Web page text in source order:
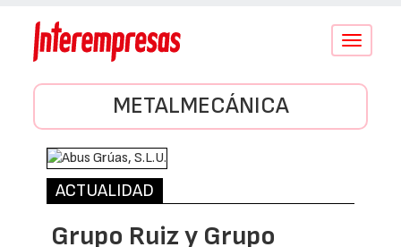
Conmutar
METALMECÁNICA
ACTUALIDAD
Grupo Ruiz y Grupo